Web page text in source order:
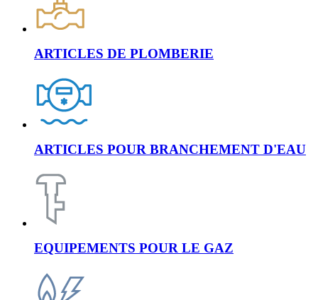
ARTICLES DE PLOMBERIE
ARTICLES POUR BRANCHEMENT D'EAU
EQUIPEMENTS POUR LE GAZ